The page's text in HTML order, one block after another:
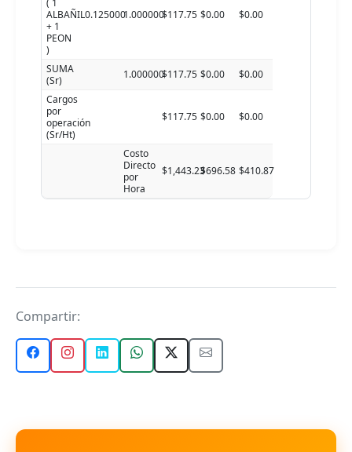
( 1
ALBAÑIL
+ 1
PEON
)
0.1250001.000000$117.75 $0.00 $0.00
SUMA
(Sr)
1.000000$117.75 $0.00
$0.00
Cargos
por
operación
(Sr/Ht)
$117.75 $0.00 $0.00
Costo
Directo
por
Hora
$1,443.23$696.58 $410.87
Compartir: